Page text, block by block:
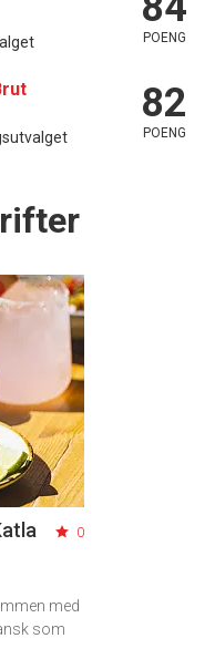
POENG
82
POENG
0
med
som